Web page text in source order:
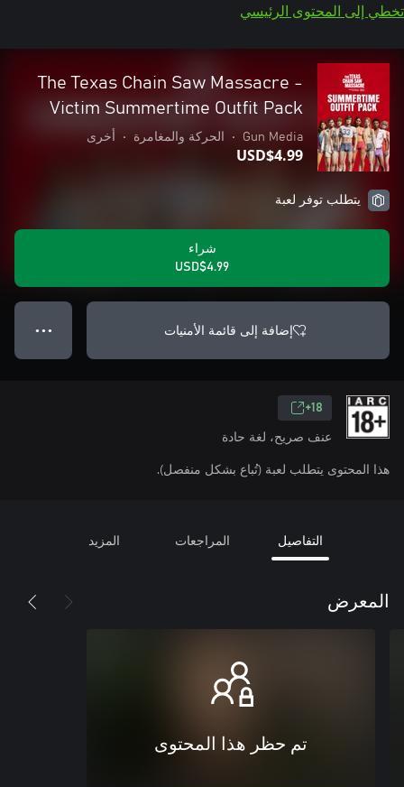
تخطي إلى المحتوى الرئيسي
The Texas Chain Saw Massacre -
Victim Summertime Outfit Pack
Gun Media
• الحركة والمغامرة • أخرى
USD$4.99
يتطلب توفر لعبة
شراء
USD$4.99
إضافة إلى قائمة الأمنيات ● ● ●
18+
عنف صريح، لغة حادة
هذا المحتوى يتطلب لعبة (تُباع بشكل منفصل).
التفاصيل المراجعات المزيد
المعرض
تم حظر هذا المحتوى